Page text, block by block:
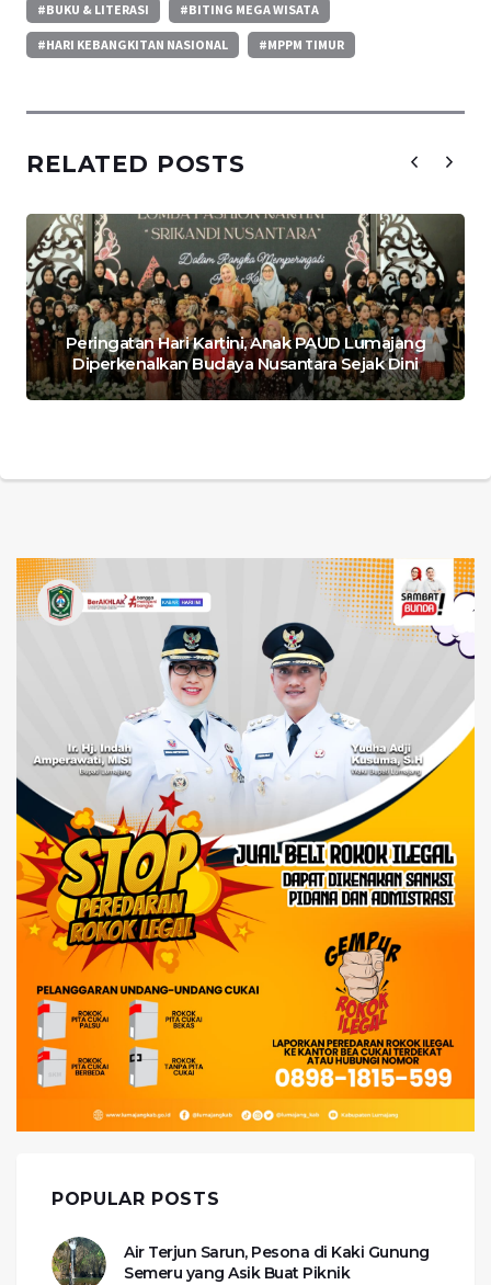
#BUKU & LITERASI #BITING MEGA WISATA
#HARI KEBANGKITAN NASIONAL #MPPM TIMUR
RELATED POSTS
Peringatan Hari Kartini, Anak PAUD Lumajang
Diperkenalkan Budaya Nusantara Sejak Dini
POPULAR POSTS
Air Terjun Sarun, Pesona di Kaki Gunung
Semeru yang Asik Buat Piknik